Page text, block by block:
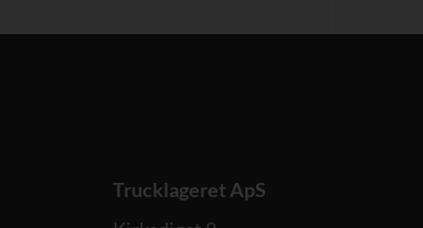
Trucklageret ApS